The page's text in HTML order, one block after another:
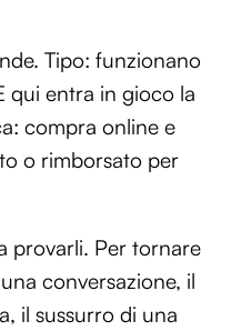
Tipo: funzionano
qui entra in gioco la
compra online e
o rimborsato per
provarli. Per tornare
conversazione, il
il sussurro di una